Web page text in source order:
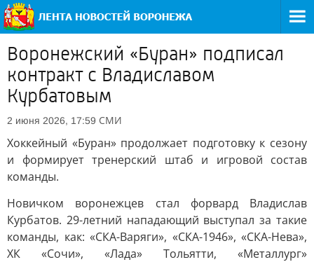
Воронежский «Буран» подписал
контракт с Владиславом
Курбатовым
2 июня 2026, 17:59 СМИ
Хоккейный «Буран» продолжает подготовку к сезону
и формирует тренерский штаб и игровой состав
команды.
Новичком воронежцев стал форвард Владислав
Курбатов. 29-летний нападающий выступал за такие
команды, как: «СКА-Варяги», «СКА-1946», «СКА-Нева»,
ХК «Сочи», «Лада» Тольятти, «Металлург»